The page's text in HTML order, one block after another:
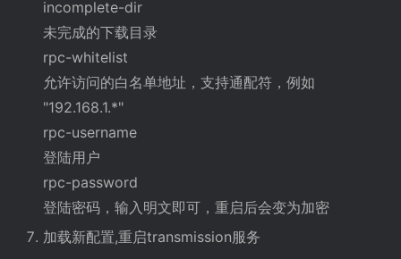
incomplete-dir
未完成的下载目录
rpc-whitelist
允许访问的白名单地址，支持通配符，例如
"192.168.1.*"
rpc-username
登陆用户
rpc-password
登陆密码，输入明文即可，重启后会变为加密
加载新配置,重启transmission服务